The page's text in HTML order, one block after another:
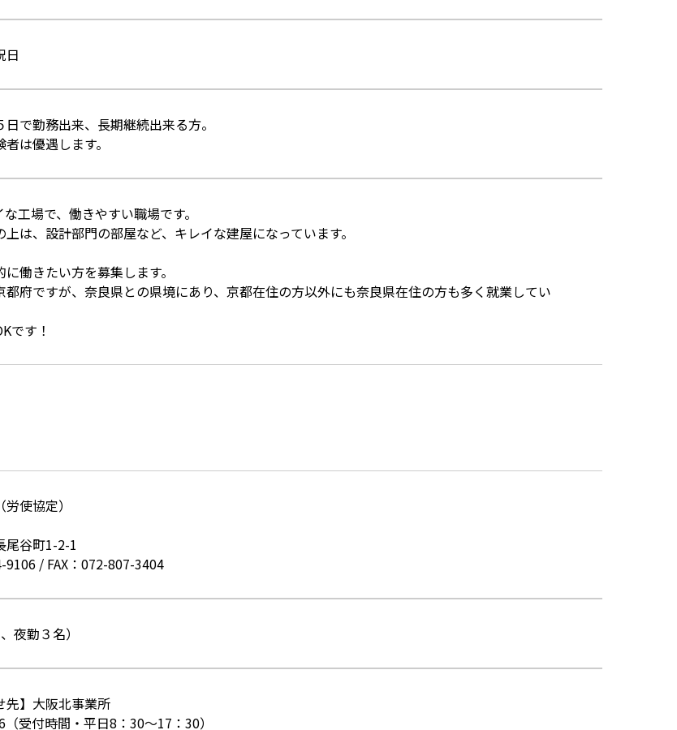
日
で勤務出来、長期継続出来る方。
は優遇します。
工場で、働きやすい職場です。
は、設計部門の部屋など、キレイな建屋になっています。
働きたい方を募集します。
都府ですが、奈良県との県境にあり、京都在住の方以外にも奈良県在住の方も多く就業してい
です！
使協定）
尾谷町1-2-1
9106 / FAX：072-807-3404
夜勤３名）
先】大阪北事業所
受付時間・平日8：30～17：30）